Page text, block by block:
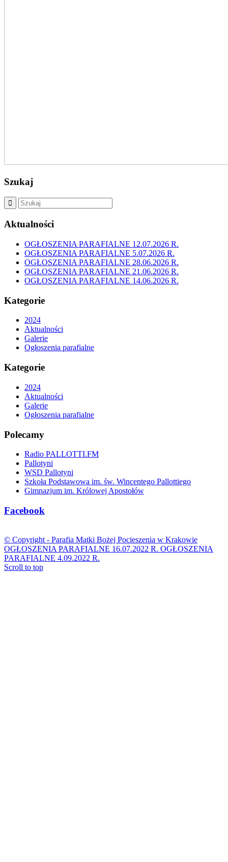
Szukaj
Aktualności
OGŁOSZENIA PARAFIALNE 12.07.2026 R.
OGŁOSZENIA PARAFIALNE 5.07.2026 R.
OGŁOSZENIA PARAFIALNE 28.06.2026 R.
OGŁOSZENIA PARAFIALNE 21.06.2026 R.
OGŁOSZENIA PARAFIALNE 14.06.2026 R.
Kategorie
2024
Aktualności
Galerie
Ogłoszenia parafialne
Kategorie
2024
Aktualności
Galerie
Ogłoszenia parafialne
Polecamy
Radio PALLOTTI.FM
Pallotyni
WSD Pallotyni
Szkoła Podstawowa im. św. Wincentego Pallottiego
Gimnazjum im. Królowej Apostołów
Facebook
© Copyright - Parafia Matki Bożej Pocieszenia w Krakowie
OGŁOSZENIA PARAFIALNE 16.07.2022 R. OGŁOSZENIA
PARAFIALNE 4.09.2022 R.
Scroll to top